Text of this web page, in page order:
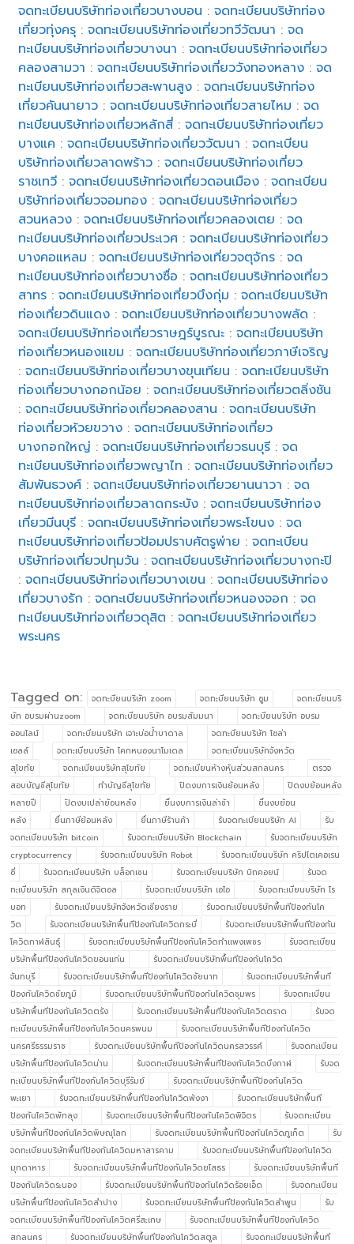
จดทะเบียนบริษัทท่องเที่ยวบางบอน :จดทะเบียนบริษัทท่อง
เที่ยวทุ่งครุ :จดทะเบียนบริษัทท่องเที่ยวทวีวัฒนา :จด
ทะเบียนบริษัทท่องเที่ยวบางนา :จดทะเบียนบริษัทท่องเที่ยว
คลองสามวา :จดทะเบียนบริษัทท่องเที่ยววังทองหลาง :จด
ทะเบียนบริษัทท่องเที่ยวสะพานสูง :จดทะเบียนบริษัทท่อง
เที่ยวคันนายาว :จดทะเบียนบริษัทท่องเที่ยวสายไหม :จด
ทะเบียนบริษัทท่องเที่ยวหลักสี่ :จดทะเบียนบริษัทท่องเที่ยว
บางแค :จดทะเบียนบริษัทท่องเที่ยววัฒนา :จดทะเบียน
บริษัทท่องเที่ยวลาดพร้าว :จดทะเบียนบริษัทท่องเที่ยว
ราชเทวี :จดทะเบียนบริษัทท่องเที่ยวดอนเมือง :จดทะเบียน
บริษัทท่องเที่ยวจอมทอง :จดทะเบียนบริษัทท่องเที่ยว
สวนหลวง :จดทะเบียนบริษัทท่องเที่ยวคลองเตย :จด
ทะเบียนบริษัทท่องเที่ยวประเวศ :จดทะเบียนบริษัทท่องเที่ยว
บางคอแหลม :จดทะเบียนบริษัทท่องเที่ยวจตุจักร :จด
ทะเบียนบริษัทท่องเที่ยวบางซื่อ :จดทะเบียนบริษัทท่องเที่ยว
สาทร :จดทะเบียนบริษัทท่องเที่ยวบึงกุ่ม :จดทะเบียนบริษัท
ท่องเที่ยวดินแดง :จดทะเบียนบริษัทท่องเที่ยวบางพลัด :
จดทะเบียนบริษัทท่องเที่ยวราษฎร์บูรณะ :จดทะเบียนบริษัท
ท่องเที่ยวหนองแขม :จดทะเบียนบริษัทท่องเที่ยวภาษีเจริญ
:จดทะเบียนบริษัทท่องเที่ยวบางขุนเทียน :จดทะเบียนบริษัท
ท่องเที่ยวบางกอกน้อย :จดทะเบียนบริษัทท่องเที่ยวตลิ่งชัน
:จดทะเบียนบริษัทท่องเที่ยวคลองสาน :จดทะเบียนบริษัท
ท่องเที่ยวห้วยขวาง :จดทะเบียนบริษัทท่องเที่ยว
บางกอกใหญ่ :จดทะเบียนบริษัทท่องเที่ยวธนบุรี :จด
ทะเบียนบริษัทท่องเที่ยวพญาไท :จดทะเบียนบริษัทท่องเที่ยว
สัมพันธวงศ์ :จดทะเบียนบริษัทท่องเที่ยวยานนาวา :จด
ทะเบียนบริษัทท่องเที่ยวลาดกระบัง :จดทะเบียนบริษัทท่อง
เที่ยวมีนบุรี :จดทะเบียนบริษัทท่องเที่ยวพระโขนง :จด
ทะเบียนบริษัทท่องเที่ยวป้อมปราบศัตรูพ่าย :จดทะเบียน
บริษัทท่องเที่ยวปทุมวัน :จดทะเบียนบริษัทท่องเที่ยวบางกะปิ
:จดทะเบียนบริษัทท่องเที่ยวบางเขน :จดทะเบียนบริษัทท่อง
เที่ยวบางรัก :จดทะเบียนบริษัทท่องเที่ยวหนองจอก :จด
ทะเบียนบริษัทท่องเที่ยวดุสิต :จดทะเบียนบริษัทท่องเที่ยว
พระนคร
Tagged on: จดทะบียนบริษัท zoom จดทะบียนบริษัท ซูม
จดทะบียนบริ
ษัท อบรมผ่านzoom
จดทะบียนบริษัท อบรมสัมมนา
จดทะบียนบริษัท อบรม
ออนไลน์
จดทะบียนบริษัท เจาะบ่อน้ำบาดาล
จดทะบียนบริษัท โซล่า
เซลล์
จดทะเบียนบริษัท โคกหนองนาโมเดล
จดทะเบียนบริษัทจังหวัด
สุโขทัย
จดทะเบียนบริษัทสุโขทัย จดทะเบียนห้างหุ้นส่วนสกลนคร
ตรวจ
สอบบัญชีสุโขทัย
ทำบัญชีสุโขทัย ปิดงบการเงินย้อนหลัง
ปิดงบย้อนหลัง
หลายปี
ปิดงบเปล่าย้อนหลัง ยื่นงบการเงินล่าช้า
ยื่นงบย้อน
หลัง
ยื่นภาษีย้อนหลัง ยื่นภาษีร้านค้า รับจดทะเบียนบริษัท AI
รับ
จดทะเบียนบริษัท bitcoin
รับจดทะเบียนบริษัท Blockchain
รับจดทะเบียนบริษัท
cryptocurrency
รับจดทะเบียนบริษัท Robot
รับจดทะเบียนบริษัท คริปโตเคอเรน
ซี่
รับจดทะเบียนบริษัท บล็อกเชน รับจดทะเบียนบริษัท บิทคอยน์
รับจด
ทะเบียนบริษัท สกุลเงินดิจิตอล
รับจดทะเบียนบริษัท เอไอ
รับจดทะเบียนบริษัท โร
บอท
รับจดทะเบียนบริษัทจังหวัดเชียงราย
รับจดทะเบียนบริษัทพื้นทีป้องกันโค
วิด
รับจดทะเบียนบริษัทพื้นทีป้องกันโควิดกระบี่
รับจดทะเบียนบริษัทพื้นทีป้องกัน
โควิดกาฬสินธุ์
รับจดทะเบียนบริษัทพื้นทีป้องกันโควิดกำแพงเพชร
รับจดทะเบียน
บริษัทพื้นทีป้องกันโควิดขอนแก่น
รับจดทะเบียนบริษัทพื้นทีป้องกันโควิด
จันทบุรี
รับจดทะเบียนบริษัทพื้นทีป้องกันโควิดชัยนาท
รับจดทะเบียนบริษัทพื้นที
ป้องกันโควิดชัยภูมิ
รับจดทะเบียนบริษัทพื้นทีป้องกันโควิดชุมพร
รับจดทะเบียน
บริษัทพื้นทีป้องกันโควิดตรัง
รับจดทะเบียนบริษัทพื้นทีป้องกันโควิดตราด
รับจด
ทะเบียนบริษัทพื้นทีป้องกันโควิดนครพนม
รับจดทะเบียนบริษัทพื้นทีป้องกันโควิด
นครศรีธรรมราช
รับจดทะเบียนบริษัทพื้นทีป้องกันโควิดนครสวรรค์
รับจดทะเบียน
บริษัทพื้นทีป้องกันโควิดน่าน
รับจดทะเบียนบริษัทพื้นทีป้องกันโควิดบึงกาฬ
รับจด
ทะเบียนบริษัทพื้นทีป้องกันโควิดบุรีรัมย์
รับจดทะเบียนบริษัทพื้นทีป้องกันโควิด
พะเยา
รับจดทะเบียนบริษัทพื้นทีป้องกันโควิดพังงา
รับจดทะเบียนบริษัทพื้นที
ป้องกันโควิดพัทลุง
รับจดทะเบียนบริษัทพื้นทีป้องกันโควิดพิจิตร
รับจดทะเบียน
บริษัทพื้นทีป้องกันโควิดพิษณุโลก
รับจดทะเบียนบริษัทพื้นทีป้องกันโควิดภูเก็ต
รับ
จดทะเบียนบริษัทพื้นทีป้องกันโควิดมหาสารคาม
รับจดทะเบียนบริษัทพื้นทีป้องกันโควิด
มุกดาหาร
รับจดทะเบียนบริษัทพื้นทีป้องกันโควิดยโสธร
รับจดทะเบียนบริษัทพื้นที
ป้องกันโควิดระนอง
รับจดทะเบียนบริษัทพื้นทีป้องกันโควิดร้อยเอ็ด
รับจดทะเบียน
บริษัทพื้นทีป้องกันโควิดลำปาง
รับจดทะเบียนบริษัทพื้นทีป้องกันโควิดลำพูน
รับ
จดทะเบียนบริษัทพื้นทีป้องกันโควิดศรีสะเกษ
รับจดทะเบียนบริษัทพื้นทีป้องกันโควิด
สกลนคร
รับจดทะเบียนบริษัทพื้นทีป้องกันโควิดสตูล รับจดทะเบียนบริษัทพื้นที